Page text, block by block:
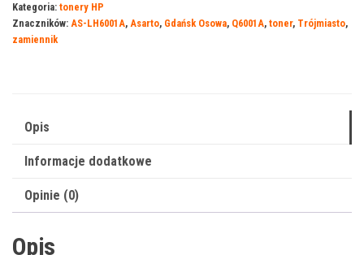
HP
124C
2000
cyan
Kategoria: tonery HP
Znaczników: AS-LH6001A, Asarto, Gdańsk Osowa, Q6001A, toner, Trójmiasto,
zamiennik
Opis
Informacje dodatkowe
Opinie (0)
Opis